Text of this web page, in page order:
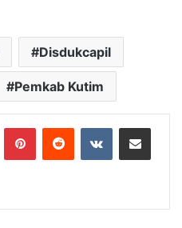
Disdukcapil
Pemkab Kutim